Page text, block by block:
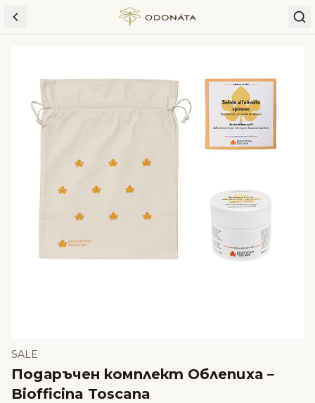
Skip to content
SALE
Подаръчен комплект Облепиха –
Biofficina Toscana